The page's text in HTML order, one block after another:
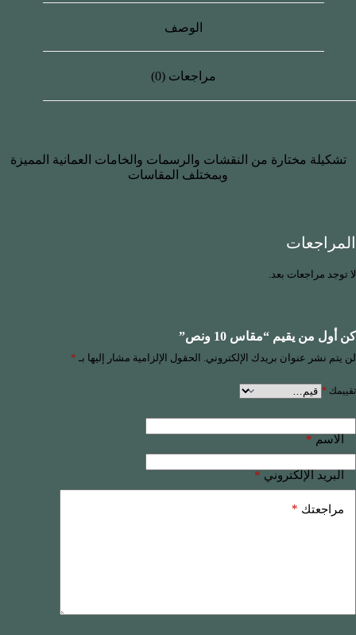
الوصف
مراجعات (0)
تشكيلة مختارة من النقشات والرسمات والخامات العمانية المميزة
وبمختلف المقاسات
المراجعات
لا توجد مراجعات بعد.
كن أول من يقيم “مقاس 10 ونص”
لن يتم نشر عنوان بريدك الإلكتروني. الحقول الإلزامية مشار إليها بـ *
تقييمك *
الاسم*
البريد الإلكتروني*
مراجعتك *